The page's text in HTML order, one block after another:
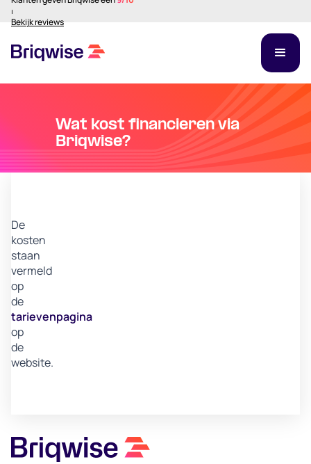
⏐
Bekijk reviews
Wat kost financieren via
Briqwise?
De
kosten
staan
vermeld
op
de
tarievenpagina
op
de
website.